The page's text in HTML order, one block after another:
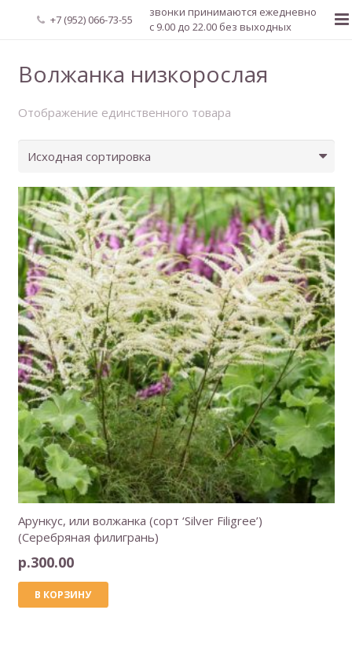
+7 (952) 066-73-55
звонки принимаются ежедневно
с 9.00 до 22.00 без выходных
Каталог растений
Доставка и оплата
Мой аккаунт
Регистрация
Волжанка низкорослая
Отображение единственного товара
Арункус, или волжанка (сорт ‘Silver Filigree’)
(Серебряная филигрань)
р.300.00
В КОРЗИНУ